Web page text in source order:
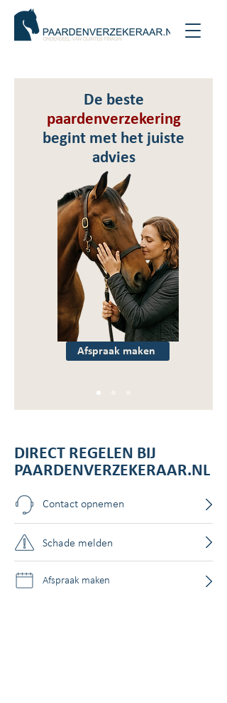
De beste
paardenverzekering
begint met het juiste
advies
Afspraak maken
DIRECT REGELEN BIJ
PAARDENVERZEKERAAR.NL
Contact opnemen
Schade melden
Afspraak maken